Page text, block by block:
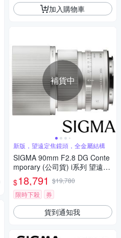
加入購物車
補貨中
新版，望遠定焦鏡頭，全金屬結構
SIGMA 90mm F2.8 DG Conte
mporary (公司貨) i系列 望遠定
焦鏡頭 全片幅無反微單眼鏡頭
$18,791 $19,780
限時下殺
券
貨到通知我